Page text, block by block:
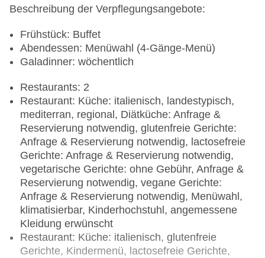
Beschreibung der Verpflegungsangebote:
Frühstück: Buffet
Abendessen: Menüwahl (4-Gänge-Menü)
Galadinner: wöchentlich
Restaurants: 2
Restaurant: Küche: italienisch, landestypisch,
mediterran, regional, Diätküche: Anfrage &
Reservierung notwendig, glutenfreie Gerichte:
Anfrage & Reservierung notwendig, lactosefreie
Gerichte: Anfrage & Reservierung notwendig,
vegetarische Gerichte: ohne Gebühr, Anfrage &
Reservierung notwendig, vegane Gerichte:
Anfrage & Reservierung notwendig, Menüwahl,
klimatisierbar, Kinderhochstuhl, angemessene
Kleidung erwünscht
Restaurant: Küche: italienisch, glutenfreie
Gerichte, Kindermenü, lactosefreie Gerichte,